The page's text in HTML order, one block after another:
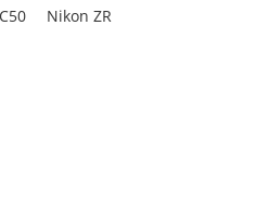
Nikon ZR